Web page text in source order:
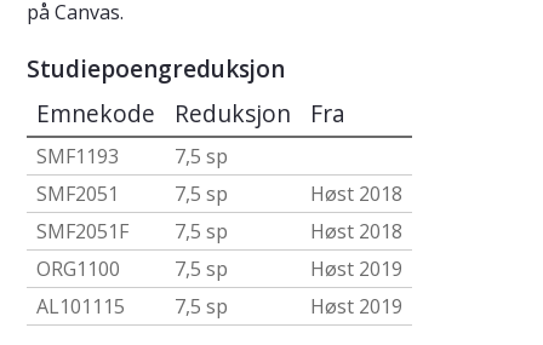
på Canvas.
Studiepoengreduksjon
Emnekode Reduksjon Fra
SMF1193
7,5 sp
SMF2051
7,5 sp
Høst 2018
SMF2051F
7,5 sp
Høst 2018
ORG1100
7,5 sp
Høst 2019
AL101115
7,5 sp
Høst 2019